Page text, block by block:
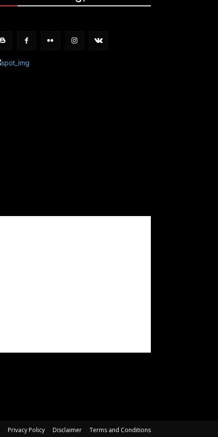
Privacy Policy Disclaimer Terms and Conditions